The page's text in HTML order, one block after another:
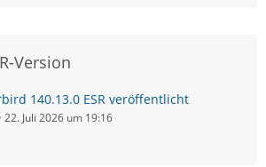
Version
140.13.0 ESR veröffentlicht
22. Juli 2026 um 19:16